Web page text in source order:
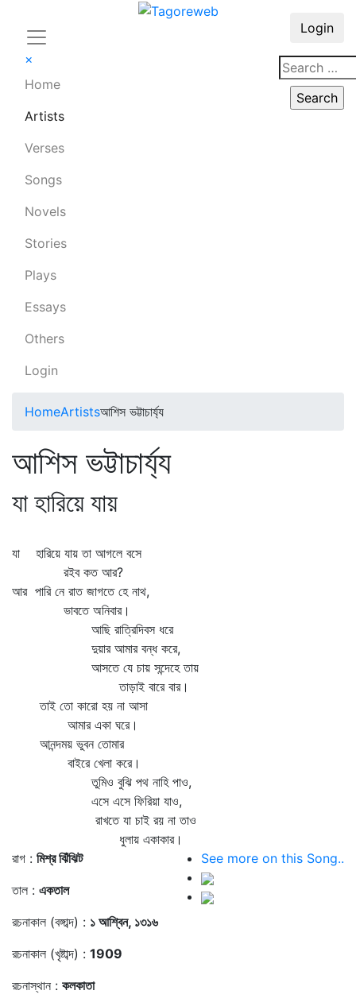
×
Home
Artists
Verses
Songs
Novels
Stories
Plays
Essays
Others
Login
Login
HomeArtistsআশিস ভট্টাচার্য্য
আশিস ভট্টাচার্য্য
যা হারিয়ে যায়
যা হারিয়ে যায় তা আগলে বসে
রইব কত আর?
আর পারি নে রাত জাগতে হে নাথ,
ভাবতে অনিবার।
আছি রাত্রিদিবস ধরে
দুয়ার আমার বন্ধ করে,
আসতে যে চায় সন্দেহে তায়
তাড়াই বারে বার।
তাই তো কারো হয় না আসা
আমার একা ঘরে।
আনন্দময় ভুবন তোমার
বাইরে খেলা করে।
তুমিও বুঝি পথ নাহি পাও,
এসে এসে ফিরিয়া যাও,
রাখতে যা চাই রয় না তাও
ধুলায় একাকার।
রাগ : মিশ্র ঝিঁঝিট
তাল : একতাল
রচনাকাল (বঙ্গাব্দ) : ১ আশ্বিন, ১৩১৬
রচনাকাল (খৃষ্টাব্দ) : 1909
রচনাস্থান : কলকাতা
See more on this Song..